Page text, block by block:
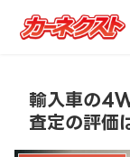
ホーム コ
輸入車の
査定の評価